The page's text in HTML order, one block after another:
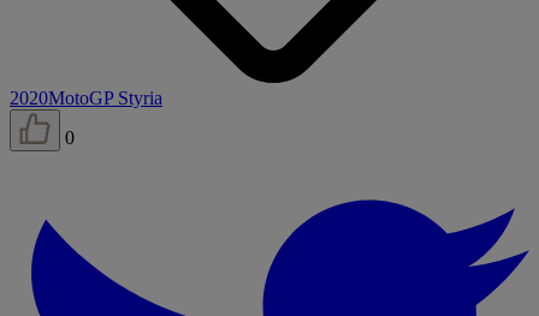
2020MotoGP Styria
0